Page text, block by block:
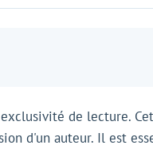
de lecture.
d'un auteur. Il est